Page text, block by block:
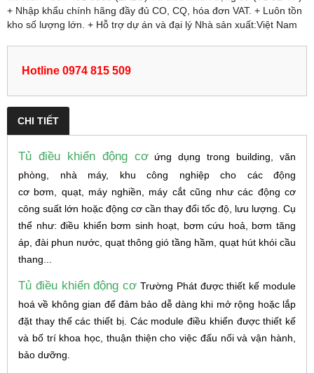
+ Nhập khẩu chính hãng đầy đủ CO, CQ, hóa đơn VAT. + Luôn tồn
kho số lượng lớn. + Hỗ trợ dự án và đại lý Nhà sản xuất:Việt Nam
Hotline 0974 815 509
CHI TIẾT
Tủ điều khiển động cơứng dụng trong building, văn
phòng, nhà máy, khu công nghiệp cho các động
cơ bơm, quạt, máy nghiền, máy cắt cũng như các động cơ
công suất lớn hoặc động cơ cần thay đổi tốc độ, lưu lượng. Cụ
thể như: điều khiển bơm sinh hoạt, bơm cứu hoả, bơm tăng
áp, đài phun nước, quạt thông gió tầng hầm, quạt hút khói cầu
thang...
Tủ điều khiển động cơ Trường Phát được thiết kế module
hoá về không gian để đảm bảo dễ dàng khi mở rộng hoặc lắp
đặt thay thế các thiết bị. Các module điều khiển được thiết kế
và bố trí khoa học, thuận thiện cho việc đấu nối và vận hành,
bảo dưỡng.